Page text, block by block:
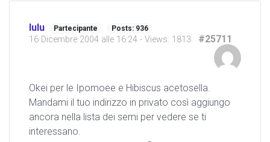
lulu Partecipante Posts: 936
16 Dicembre 2004 alle 16:24 - Views: 1813 #25711
Okei per le Ipomoee e Hibiscus acetosella.
Mandami il tuo indirizzo in privato così aggiungo
ancora nella lista dei semi per vedere se ti
interessano.